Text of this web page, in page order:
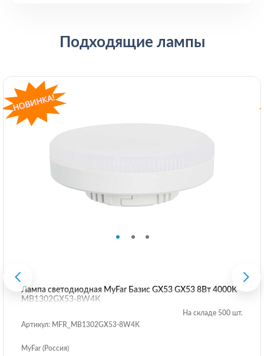
Подходящие лампы
Лампа светодиодная MyFar Базис GX53 GX53 8Вт 4000K
MB1302GX53-8W4K
На складе 500 шт.
Артикул: MFR_MB1302GX53-8W4K
MyFar (Россия)